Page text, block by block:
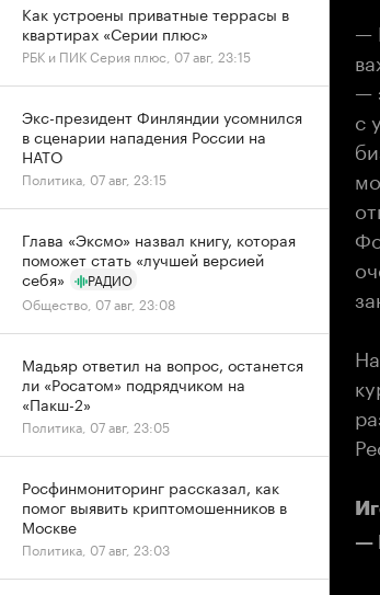
—
—
с
—
Как устроены приватные террасы в
квартирах «Серии плюс»
РБК и ПИК Серия плюс, 07 авг, 23:15
Экс-президент Финляндии усомнился
в сценарии нападения России на
НАТО
Политика, 07 авг, 23:15
Глава «Эксмо» назвал книгу, которая
поможет стать «лучшей версией
себя»
РАДИО
Общество, 07 авг, 23:08
Мадьяр ответил на вопрос, останется
ли «Росатом» подрядчиком на
«Пакш-2»
Политика, 07 авг, 23:05
Росфинмониторинг рассказал, как
помог выявить криптомошенников в
Москве
Политика, 07 авг, 23:03